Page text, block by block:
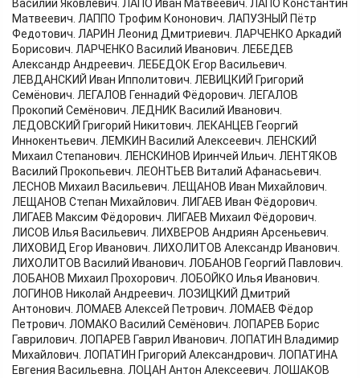
Василий Яковлевич. ЛАПО Иван Матвеевич. ЛАПО Константин
Матвеевич. ЛАППО Трофим Кононович. ЛАПУЗНЫЙ Пётр
Федотович. ЛАРИН Леонид Дмитриевич. ЛАРЧЕНКО Аркадий
Борисович. ЛАРЧЕНКО Василий Иванович. ЛЕБЕДЕВ
Александр Андреевич. ЛЕБЕДОК Егор Васильевич.
ЛЕВДАНСКИЙ Иван Ипполитович. ЛЕВИЦКИЙ Григорий
Семёнович. ЛЕГАЛОВ Геннадий Фёдорович. ЛЕГАЛОВ
Прокопий Семёнович. ЛЕДНИК Василий Иванович.
ЛЕДОВСКИЙ Григорий Никитович. ЛЕКАНЦЕВ Георгий
Иннокентьевич. ЛЕМКИН Василий Алексеевич. ЛЕНСКИЙ
Михаил Степанович. ЛЕНСКИНОВ Иринчей Ильич. ЛЕНТЯКОВ
Василий Прокопьевич. ЛЕОНТЬЕВ Виталий Афанасьевич.
ЛЕСНОВ Михаил Васильевич. ЛЕЩАНОВ Иван Михайлович.
ЛЕЩАНОВ Степан Михайлович. ЛИГАЕВ Иван Фёдорович.
ЛИГАЕВ Максим Фёдорович. ЛИГАЕВ Михаил Фёдорович.
ЛИСОВ Илья Васильевич. ЛИХВЕРОВ Андриян Арсеньевич.
ЛИХОВИД Егор Иванович. ЛИХОЛИТОВ Александр Иванович.
ЛИХОЛИТОВ Василий Иванович. ЛОБАНОВ Георгий Павлович.
ЛОБАНОВ Михаил Прохорович. ЛОБОЙКО Илья Иванович.
ЛОГИНОВ Николай Андреевич. ЛОЗИЦКИЙ Дмитрий
Антонович. ЛОМАЕВ Алексей Петрович. ЛОМАЕВ Фёдор
Петрович. ЛОМАКО Василий Семёнович. ЛОПАРЕВ Борис
Гаврилович. ЛОПАРЕВ Гаврил Иванович. ЛОПАТИН Владимир
Михайлович. ЛОПАТИН Григорий Александрович. ЛОПАТИНА
Евгения Васильевна. ЛОЦАН Антон Алексеевич. ЛОШАКОВ